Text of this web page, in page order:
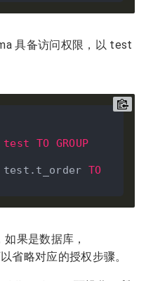
具备访问权限，以 test
test TO GROUP
test.t_order TO
果是数据库，
省略对应的授权步骤。